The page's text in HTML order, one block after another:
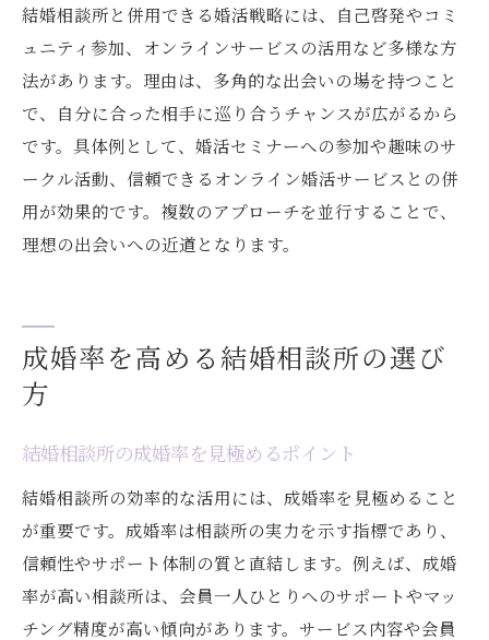
結婚相談所と併用できる婚活戦略には、自己啓発やコミ
ュニティ参加、オンラインサービスの活用など多様な方
法があります。理由は、多角的な出会いの場を持つこと
で、自分に合った相手に巡り合うチャンスが広がるから
です。具体例として、婚活セミナーへの参加や趣味のサ
ークル活動、信頼できるオンライン婚活サービスとの併
用が効果的です。複数のアプローチを並行することで、
理想の出会いへの近道となります。
成婚率を高める結婚相談所の選び
方
結婚相談所の成婚率を見極めるポイント
結婚相談所の効率的な活用には、成婚率を見極めること
が重要です。成婚率は相談所の実力を示す指標であり、
信頼性やサポート体制の質と直結します。例えば、成婚
率が高い相談所は、会員一人ひとりへのサポートやマッ
チング精度が高い傾向があります。サービス内容や会員